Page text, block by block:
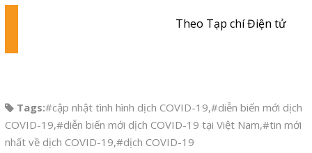
Theo Tạp chí Điện tử
Tags:#cập nhật tình hình dịch COVID-19,#diễn biến mới dịch
COVID-19,#diễn biến mới dịch COVID-19 tại Việt Nam,#tin mới
nhất về dịch COVID-19,#dịch COVID-19